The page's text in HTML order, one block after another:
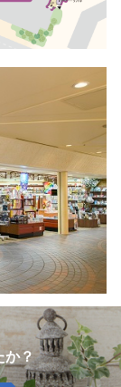
か？